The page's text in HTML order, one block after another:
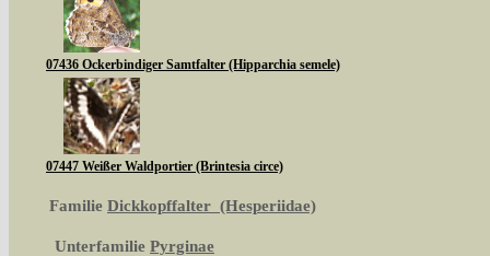
07436 Ockerbindiger Samtfalter (Hipparchia semele)
07447 Weißer Waldportier (Brintesia circe)
Familie Dickkopffalter (Hesperiidae)
Unterfamilie Pyrginae